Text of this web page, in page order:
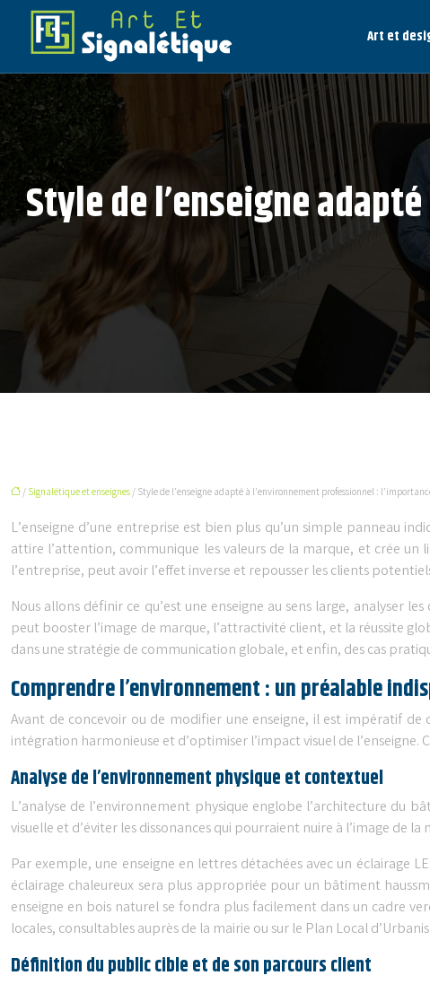
Art et
Style de l’enseigne
/Signalétique et enseignes/ Style de l’enseigne adapté à l’environnement professionnel :
L’enseigne d’une entreprise est bien plus qu’un simple panneau
attire l’attention, communique les valeurs de la marque, et crée un
l’entreprise, peut avoir l’effet inverse et repousser les clients
Nous allons définir ce qu’est une enseigne au sens large, analyser
peut booster l’image de marque, l’attractivité client, et la réussite
dans une stratégie de communication globale, et enfin, des cas
Comprendre l’environnement : un préalable
Avant de concevoir ou de modifier une enseigne, il est impératif
intégration harmonieuse et d’optimiser l’impact visuel de
Analyse de l’environnement physique et contextuel
L’analyse de l’environnement physique englobe l’architecture du
visuelle et d’éviter les dissonances qui pourraient nuire à l’image de la
Par exemple, une enseigne en lettres détachées avec un éclairage
éclairage chaleureux sera plus appropriée pour un bâtiment
enseigne en bois naturel se fondra plus facilement dans un cadre
locales, consultables auprès de la mairie ou sur le Plan Local
Définition du public cible et de son parcours client